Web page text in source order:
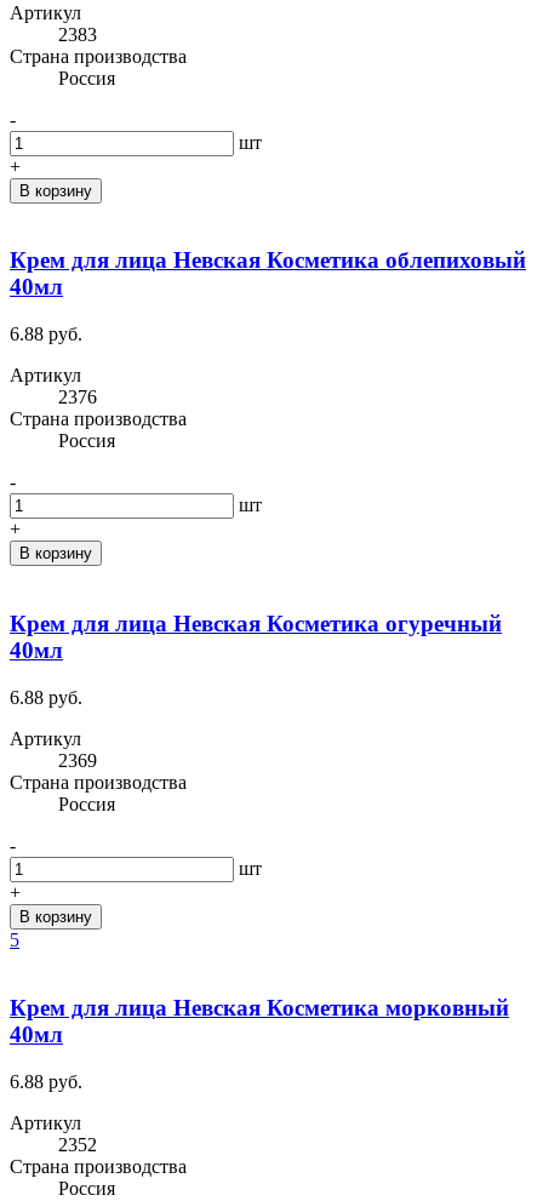
Артикул
2383
Cтрана производства
Россия
-
шт
+
В корзину
Крем для лица Невская Косметика облепиховый
40мл
6.88 руб.
Артикул
2376
Cтрана производства
Россия
-
шт
+
В корзину
Крем для лица Невская Косметика огуречный
40мл
6.88 руб.
Артикул
2369
Cтрана производства
Россия
-
шт
+
В корзину
5
Крем для лица Невская Косметика морковный
40мл
6.88 руб.
Артикул
2352
Cтрана производства
Россия